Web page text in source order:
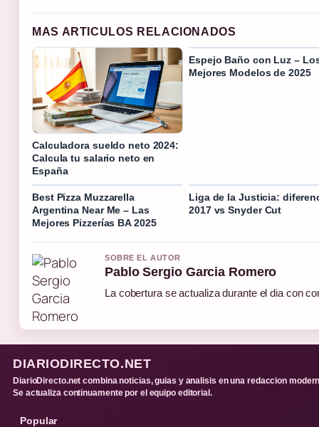
MAS ARTICULOS RELACIONADOS
Calculadora sueldo neto 2024:
Calcula tu salario neto en
España
Espejo Baño con Luz –
Mejores Modelos de 2025
Best Pizza Muzzarella
Argentina Near Me – Las
Mejores Pizzerías BA 2025
Liga de la Justicia:
2017 vs Snyder Cut
SOBRE EL AUTOR
Pablo Sergio Garcia Romero
La cobertura se actualiza durante el dia con
DIARIODIRECTO.NET
DiarioDirecto.net combina noticias, guias y analisis en una redaccion
Se actualiza continuamente por el equipo editorial.
Popular